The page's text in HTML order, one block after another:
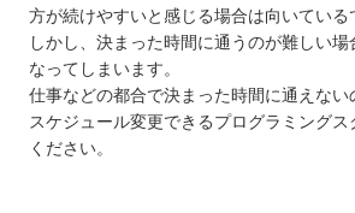
方が続けやすいと感じる場合は向いている
しかし、決まった時間に通うのが難しい場
なってしまいます。
仕事などの都合で決まった時間に通えない
スケジュール変更できるプログラミング
ください。